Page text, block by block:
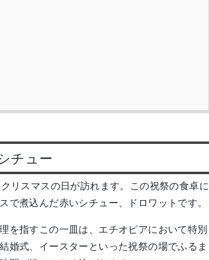
チュー
リスマスの日が訪れます。この祝祭の食卓に
煮込んだ赤いシチュー、ドロワットです。
を指すこの一皿は、エチオピアにおいて特別
婚式、イースターといった祝祭の場でふるま